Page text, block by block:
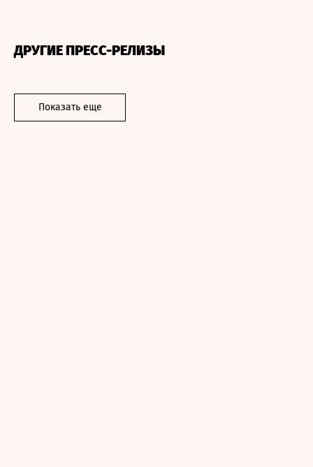
ДРУГИЕ ПРЕСС-РЕЛИЗЫ
Показать еще